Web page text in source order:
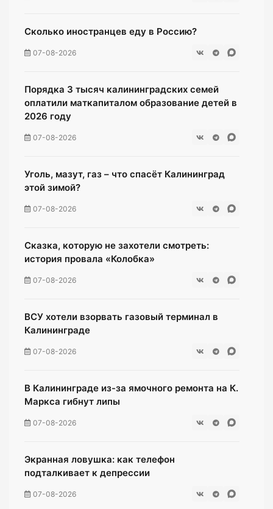
Сколько иностранцев еду в Россию?
07-08-2026
Порядка 3 тысяч калининградских семей
оплатили маткапиталом образование детей в
2026 году
07-08-2026
Уголь, мазут, газ – что спасёт Калининград
этой зимой?
07-08-2026
Сказка, которую не захотели смотреть:
история провала «Колобка»
07-08-2026
ВСУ хотели взорвать газовый терминал в
Калининграде
07-08-2026
В Калининграде из-за ямочного ремонта на К.
Маркса гибнут липы
07-08-2026
Экранная ловушка: как телефон
подталкивает к депрессии
07-08-2026